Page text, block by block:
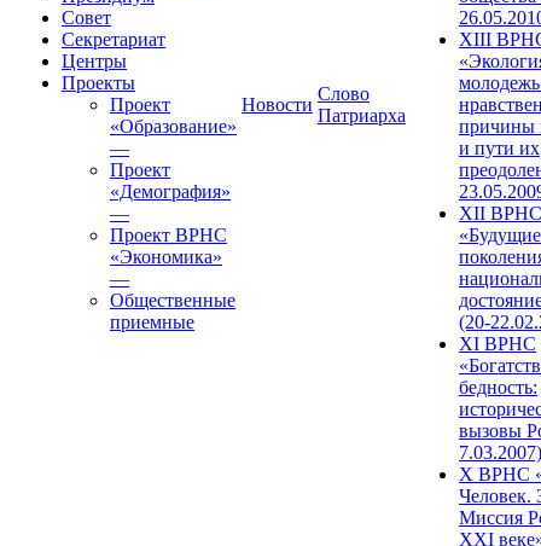
Совет
Секретариат
Центры
Проекты
Проект
«Образование»
—
Проект
«Демография»
—
Проект ВРНС
«Экономика»
—
Общественные
приемные
Новости
Слово
Патриарха
XIII
причины
и пути их
XII ВРНС
«Будущие
(20-
XI ВРНС
бедность:
вызовы
7.03.2007)
X ВРНС
Человек.
Миссия
XXI